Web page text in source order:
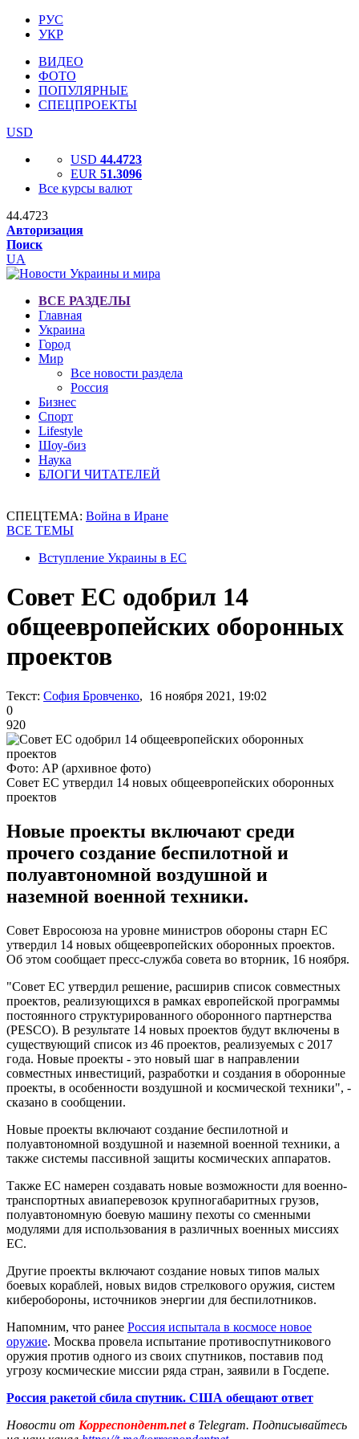
РУС
УКР
ВИДЕО
ФОТО
ПОПУЛЯРНЫЕ
СПЕЦПРОЕКТЫ
USD
USD 44.4723
EUR 51.3096
Все курсы валют
44.4723
Авторизация
Поиск
UA
ВСЕ РАЗДЕЛЫ
Главная
Украина
Город
Мир
Все новости раздела
Россия
Бизнес
Спорт
Lifestyle
Шоу-биз
Наука
БЛОГИ ЧИТАТЕЛЕЙ
СПЕЦТЕМА: Война в Иране
ВСЕ ТЕМЫ
Вступление Украины в ЕС
Совет ЕС одобрил 14
общеевропейских оборонных
проектов
Текст: София Бровченко, 16 ноября 2021, 19:02
0
920
Фото: АР (архивное фото)
Совет ЕС утвердил 14 новых общеевропейских оборонных
проектов
Новые проекты включают среди
прочего создание беспилотной и
полуавтономной воздушной и
наземной военной техники.
Совет Евросоюза на уровне министров обороны старн ЕС
утвердил 14 новых общеевропейских оборонных проектов.
Об этом сообщает пресс-служба совета во вторник, 16 ноября.
"Совет ЕС утвердил решение, расширив список совместных
проектов, реализующихся в рамках европейской программы
постоянного структурированного оборонного партнерства
(PESCO). В результате 14 новых проектов будут включены в
существующий список из 46 проектов, реализуемых с 2017
года. Новые проекты - это новый шаг в направлении
совместных инвестиций, разработки и создания в оборонные
проекты, в особенности воздушной и космической техники", -
сказано в сообщении.
Новые проекты включают создание беспилотной и
полуавтономной воздушной и наземной военной техники, а
также системы пассивной защиты космических аппаратов.
Также ЕС намерен создавать новые возможности для военно-
транспортных авиаперевозок крупногабаритных грузов,
полуавтономную боевую машину пехоты со сменными
модулями для использования в различных военных миссиях
ЕС.
Другие проекты включают создание новых типов малых
боевых кораблей, новых видов стрелкового оружия, систем
киберобороны, источников энергии для беспилотников.
Напомним, что ранее Россия испытала в космосе новое
оружие. Москва провела испытание противоспутникового
оружия против одного из своих спутников, поставив под
угрозу космические миссии ряда стран, заявили в Госдепе.
Россия ракетой сбила спутник. США обещают ответ
Новости от Корреспондент.netв Telegram. Подписывайтесь